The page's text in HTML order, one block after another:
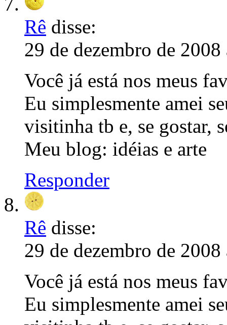
Rê disse:
29 de dezembro de 2008
Você já está nos meus
Eu simplesmente amei
visitinha tb e, se gostar,
Meu blog: idéias e arte
Responder
Rê disse:
29 de dezembro de 2008
Você já está nos meus
Eu simplesmente amei